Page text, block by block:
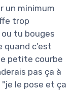
un minimum
trop
tu bouges
quand c’est
petite courbe
pas ça à
le pose et ça